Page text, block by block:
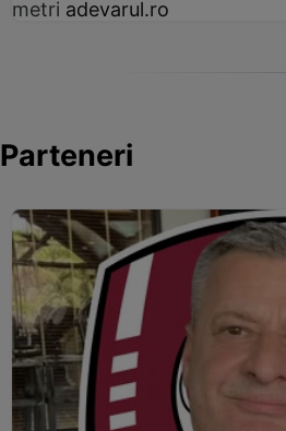
metri adevarul.ro
Parteneri